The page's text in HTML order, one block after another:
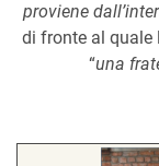
proviene
di fronte al quale
“una